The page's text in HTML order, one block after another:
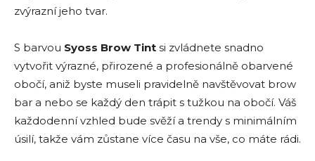
zvýrazní jeho tvar.
S barvou Syoss Brow Tint si zvládnete snadno
vytvořit výrazné, přirozené a profesionálně obarvené
obočí, aniž byste museli pravidelně navštěvovat brow
bar a nebo se každý den trápit s tužkou na obočí. Váš
každodenní vzhled bude svěží a trendy s minimálním
úsilí, takže vám zůstane více času na vše, co máte rádi.